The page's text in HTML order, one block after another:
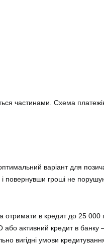
частинами. Схема
варіант для
повернувши гроші не
отримати в кредит до 25
або активний кредит в
вигідні умови